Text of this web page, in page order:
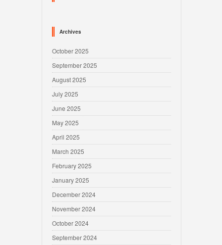
Archives
October 2025
September 2025
August 2025
July 2025
June 2025
May 2025
April 2025
March 2025
February 2025
January 2025
December 2024
November 2024
October 2024
September 2024